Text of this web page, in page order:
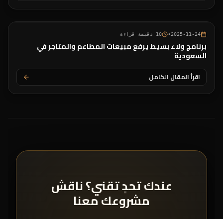
2025-11-24
•
10 دقيقة قراءة
برنامج ولاء بسيط يرفع مبيعات المطاعم والمتاجر في
السعودية
اقرأ المقال الكامل
عندك تحدٍ تقني؟ ناقش
مشروعك معنا